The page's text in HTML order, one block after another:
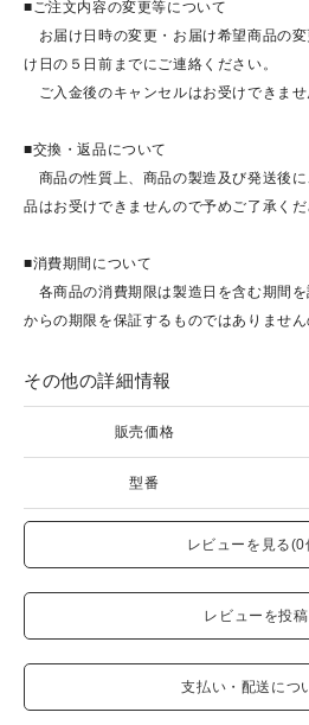
■ご注文内容の変更等について
お届け日時の変更・お届け希望商品の
け日の５日前までにご連絡ください。
ご入金後のキャンセルはお受けできませ
■交換・返品について
商品の性質上、商品の製造及び発送後
品はお受けできませんので予めご了承くだ
■消費期間について
各商品の消費期限は製造日を含む期間
からの期限を保証するものではありません
その他の詳細情報
販売価格
型番
レビューを見る(0
レビューを投稿
支払い・配送につ